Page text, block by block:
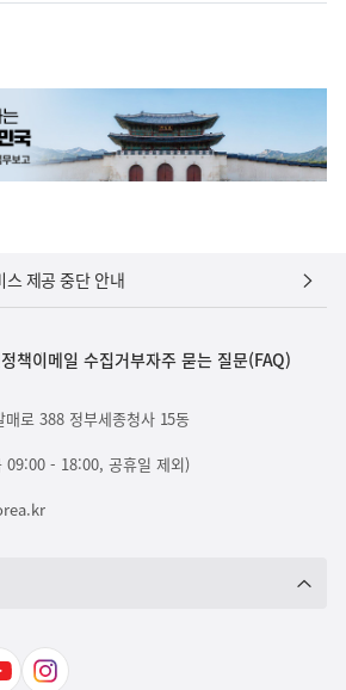
스 제공 중단 안내
책이메일 수집거부자주 묻는 질문(FAQ)
로 388 정부세종청사 15동
- 18:00, 공휴일 제외)
인